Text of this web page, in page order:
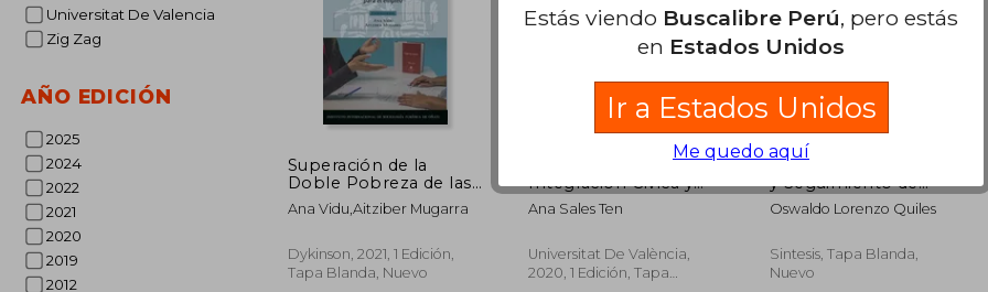
Universitat De Valencia
Zig Zag
AÑO EDICIÓN
2025
2024
2022
2021
2020
2019
2012
Superación de la
Doble Pobreza de las
Mujeres Víctimas de
Violencia de Género:
Oportunidades Para el
Empleo
Ana Vidu,Aitziber Mugarra
Dykinson, 2021, 1 Edición,
Tapa Blanda, Nuevo
Integración Cívica y
Obligación en la
Unión Europea: El
Integración: 29
(Desarrollo Territorial.
Ana Sales Ten
Universitat De València,
2020, 1 Edición, Tapa
Inserción Profesional
y Seguimiento de
Egresados. Una
Perspectiva
Oswaldo Lorenzo Quiles
Sintesis, Tapa Blanda,
Nuevo
Estás viendo Buscalibre Perú, pero estás
en Estados Unidos
Ir a Estados Unidos
Me quedo aquí